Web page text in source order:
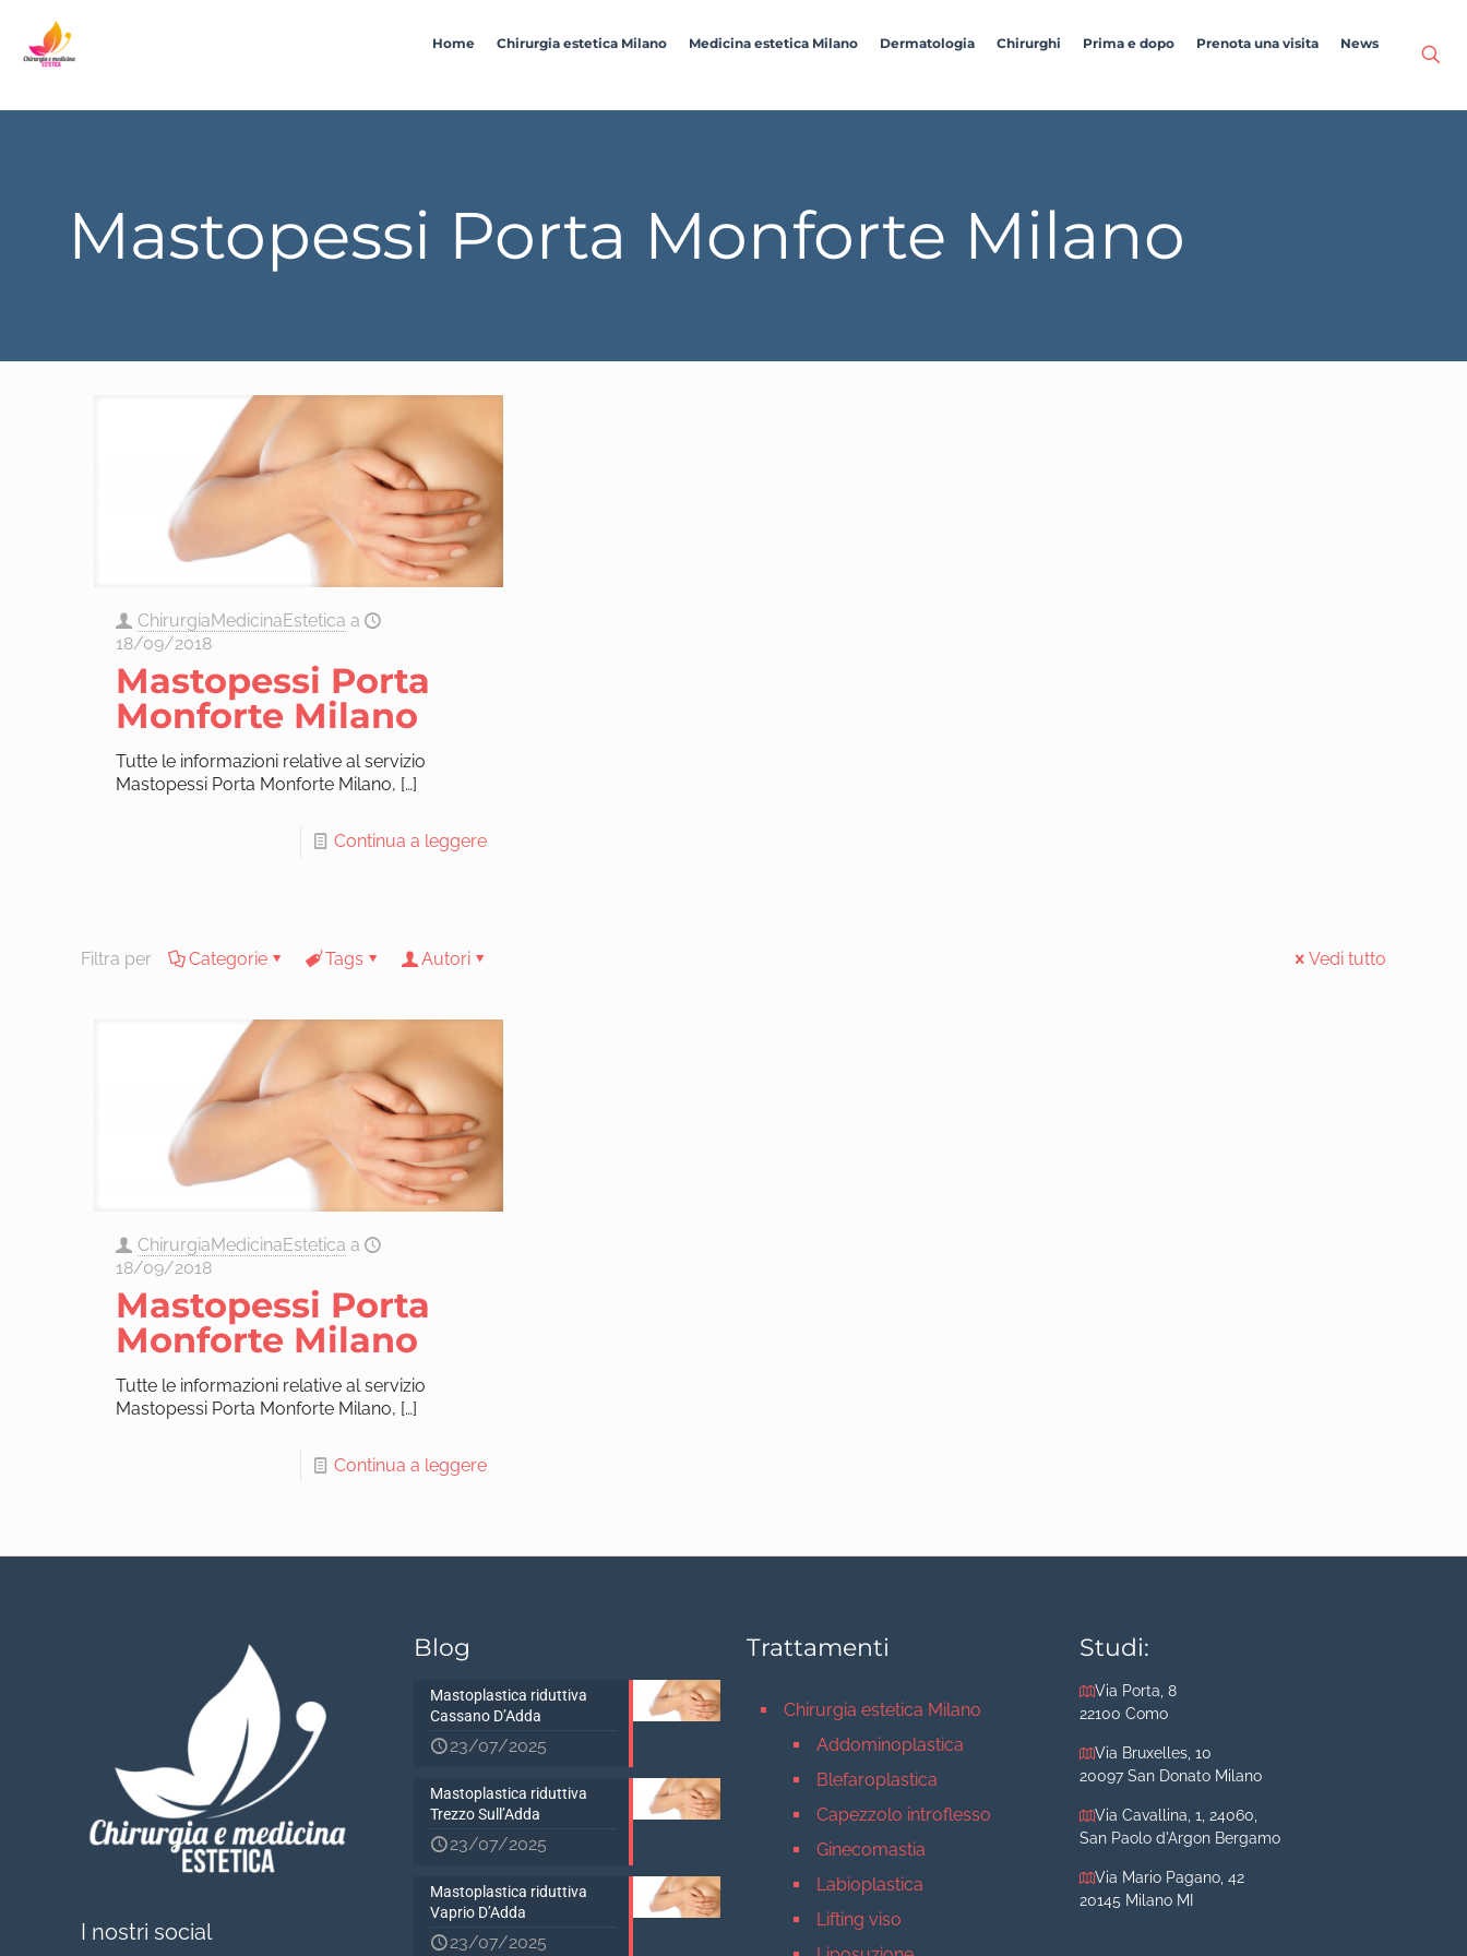
Home Chirurgia estetica Milano Medicina estetica Milano Dermatologia Chirurghi Prima e dopo Prenota una visita News
Mastopessi Porta Monforte Milano
ChirurgiaMedicinaEstetica a
18/09/2018
Mastopessi Porta
Monforte Milano
Tutte le informazioni relative al servizio
Mastopessi Porta Monforte Milano, […]
Continua a leggere
Filtra per Categorie Tags Autori Vedi tutto
ChirurgiaMedicinaEstetica a
18/09/2018
Mastopessi Porta
Monforte Milano
Tutte le informazioni relative al servizio
Mastopessi Porta Monforte Milano, […]
Continua a leggere
I nostri social
Blog
Mastoplastica riduttiva
Cassano D’Adda
23/07/2025
Mastoplastica riduttiva
Trezzo Sull’Adda
23/07/2025
Mastoplastica riduttiva
Vaprio D’Adda
23/07/2025
Trattamenti
Chirurgia estetica Milano
Addominoplastica
Blefaroplastica
Capezzolo introflesso
Ginecomastia
Labioplastica
Lifting viso
Studi:
Via Porta, 8
22100 Como
Via Bruxelles, 10
20097 San Donato Milano
Via Cavallina, 1, 24060,
San Paolo d'Argon Bergamo
Via Mario Pagano, 42
20145 Milano MI